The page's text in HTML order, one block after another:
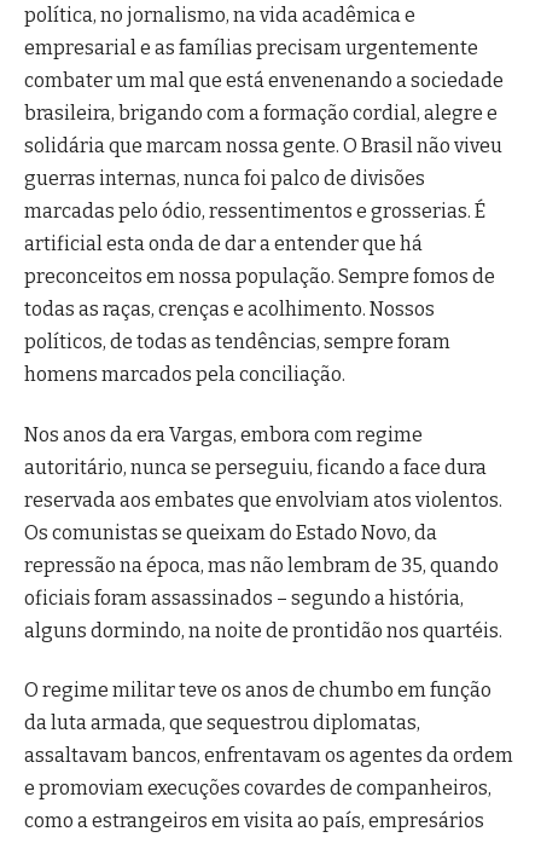
política, no jornalismo, na vida acadêmica e
empresarial e as famílias precisam urgentemente
combater um mal que está envenenando a sociedade
brasileira, brigando com a formação cordial, alegre e
solidária que marcam nossa gente. O Brasil não viveu
guerras internas, nunca foi palco de divisões
marcadas pelo ódio, ressentimentos e grosserias. É
artificial esta onda de dar a entender que há
preconceitos em nossa população. Sempre fomos de
todas as raças, crenças e acolhimento. Nossos
políticos, de todas as tendências, sempre foram
homens marcados pela conciliação.
Nos anos da era Vargas, embora com regime
autoritário, nunca se perseguiu, ficando a face dura
reservada aos embates que envolviam atos violentos.
Os comunistas se queixam do Estado Novo, da
repressão na época, mas não lembram de 35, quando
oficiais foram assassinados – segundo a história,
alguns dormindo, na noite de prontidão nos quartéis.
O regime militar teve os anos de chumbo em função
da luta armada, que sequestrou diplomatas,
assaltavam bancos, enfrentavam os agentes da ordem
e promoviam execuções covardes de companheiros,
como a estrangeiros em visita ao país, empresários